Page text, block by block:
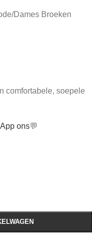
/Dames Broeken
comfortabele, soepele
ons💬